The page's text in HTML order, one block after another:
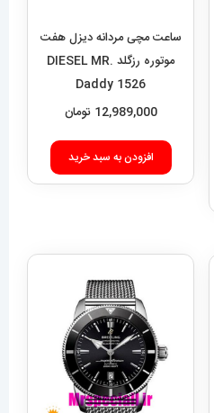
12,989,000 تومان
افزودن به سبد خرید